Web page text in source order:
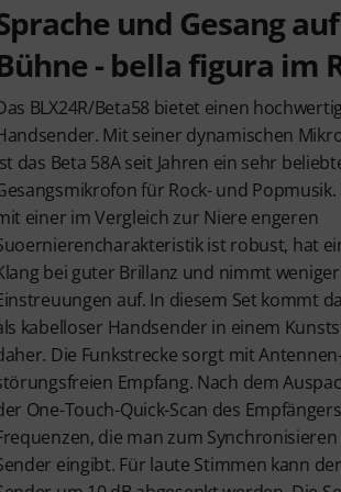
und Gesang
- bella figura im
BLX24R/Beta58 bietet einen
Mit seiner dynamischen
das Beta 58A seit Jahren ein sehr
für Rock- und Popmusik.
einer im Vergleich zur Niere engeren
ist robust, hat
bei guter Brillanz und nimmt
auf. In diesem Set kommt
kabelloser Handsender in einem
Die Funkstrecke sorgt mit
Empfang. Nach dem
One-Touch-Quick-Scan des
die man zum
eingibt. Für laute Stimmen kann